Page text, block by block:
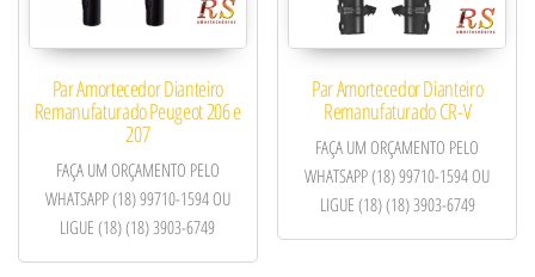
Par Amortecedor Dianteiro
Remanufaturado Peugeot 206 e
207
FAÇA UM ORÇAMENTO PELO
WHATSAPP (18) 99710-1594 OU
LIGUE (18) (18) 3903-6749
Par Amortecedor Dianteiro
Remanufaturado CR-V
FAÇA UM ORÇAMENTO PELO
WHATSAPP (18) 99710-1594 OU
LIGUE (18) (18) 3903-6749